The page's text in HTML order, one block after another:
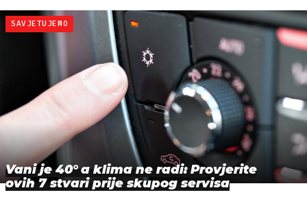
SAVJETUJEMO
Vani je 40° a klima ne radi: Provjerite
ovih 7 stvari prije skupog servisa